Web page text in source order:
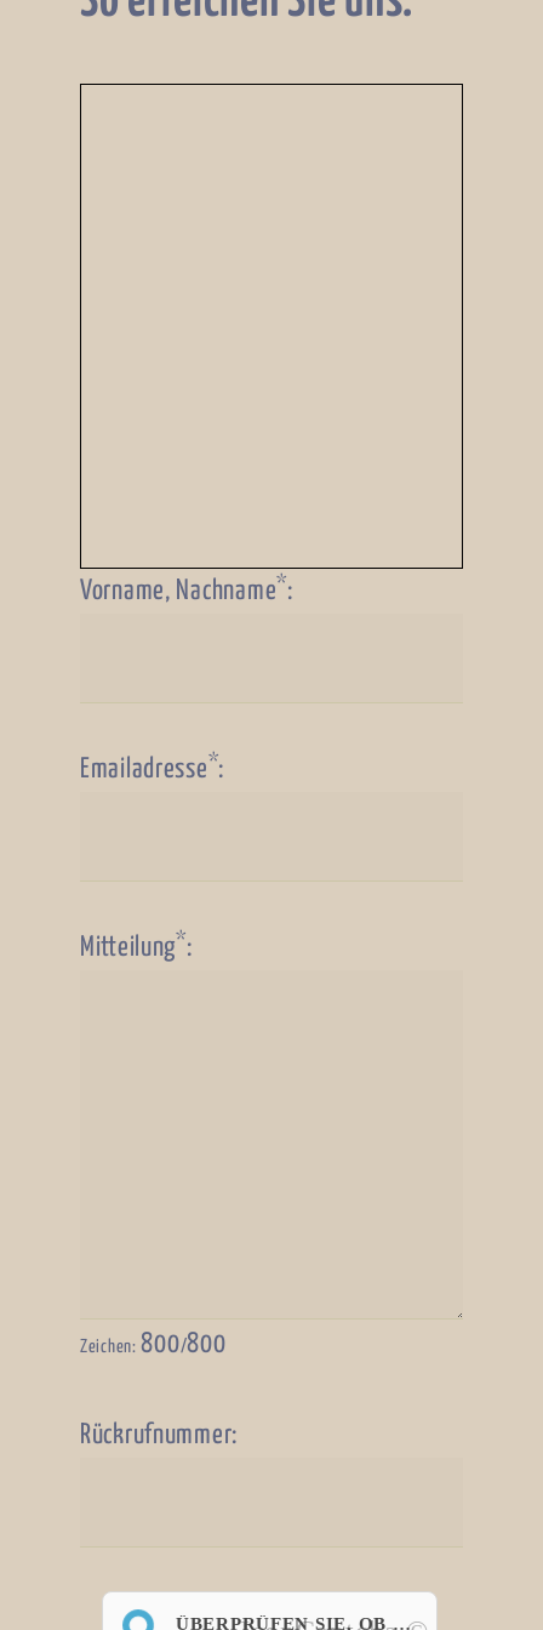
Vorname, Nachname*:
Emailadresse*:
Mitteilung*:
Zeichen:800/800
Rückrufnummer:
ÜBERPRÜFEN SIE, OB SIE EIN MENSCH SIND.